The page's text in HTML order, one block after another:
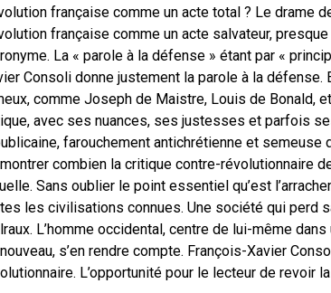
française comme un acte total ? Le drame
française comme un acte salvateur,
La « parole à la défense » étant par «
Consoli donne justement la parole à la
comme Joseph de Maistre, Louis de Bonald,
avec ses nuances, ses justesses et parfois
farouchement antichrétienne et semeuse
combien la critique contre-révolutionnaire
Sans oublier le point essentiel qu’est
les civilisations connues. Une société qui perd
L’homme occidental, centre de lui-même
s’en rendre compte. François-Xavier
L’opportunité pour le lecteur de revoir